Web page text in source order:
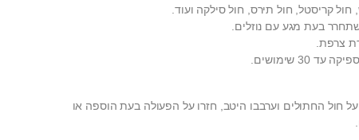
קריסטל, חול תירס, חול סילקה ועוד.
צרפת.
30 שימושים.
חול החתולים וערבבו היטב, חזרו על הפעולה בעת הוספה או